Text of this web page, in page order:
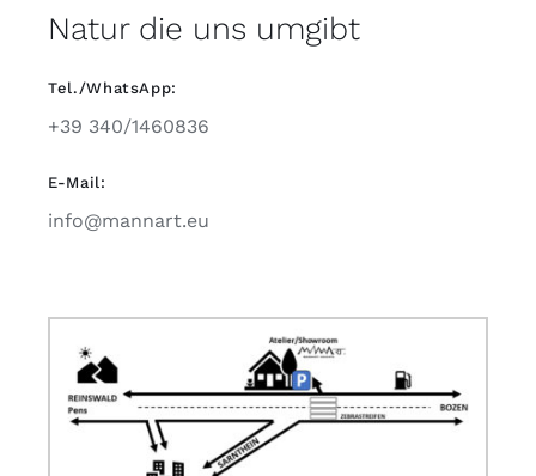
Natur die uns umgibt
Tel./WhatsApp:
+39 340/1460836
E-Mail:
info@mannart.eu